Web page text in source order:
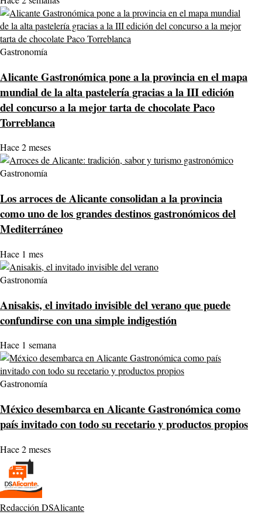
Gastronomía
Alicante Gastronómica pone a la provincia en el mapa
mundial de la alta pastelería gracias a la III edición
del concurso a la mejor tarta de chocolate Paco
Torreblanca
Hace 2 meses
Gastronomía
Los arroces de Alicante consolidan a la provincia
como uno de los grandes destinos gastronómicos del
Mediterráneo
Hace 1 mes
Gastronomía
Anisakis, el invitado invisible del verano que puede
confundirse con una simple indigestión
Hace 1 semana
Gastronomía
México desembarca en Alicante Gastronómica como
país invitado con todo su recetario y productos propios
Hace 2 meses
Redacción DSAlicante